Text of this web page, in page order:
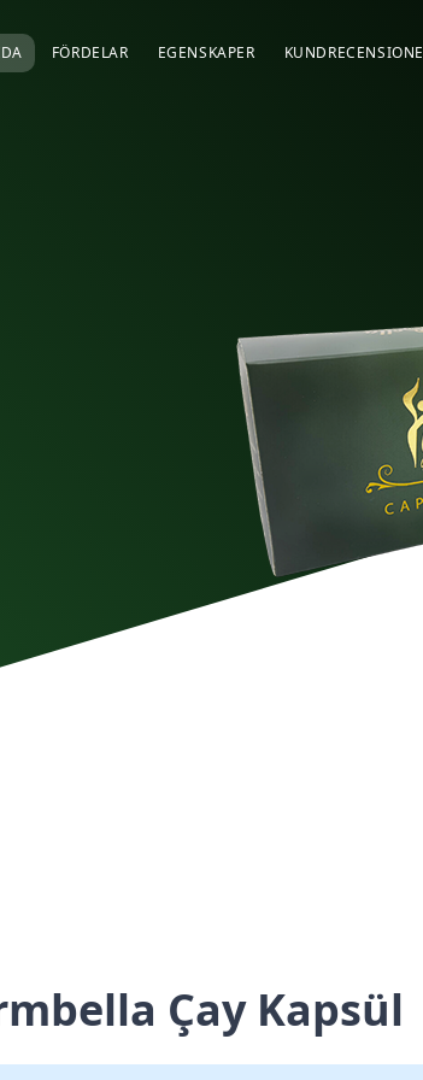
FÖRDELAR EGENSKAPER
i
Çay Kapsül